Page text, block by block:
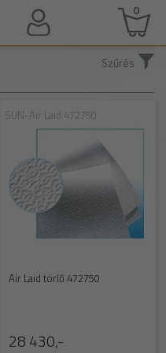
0
Szűrés
SUN-Air Laid 472750
28 430,-
Air Laid törlő 472750